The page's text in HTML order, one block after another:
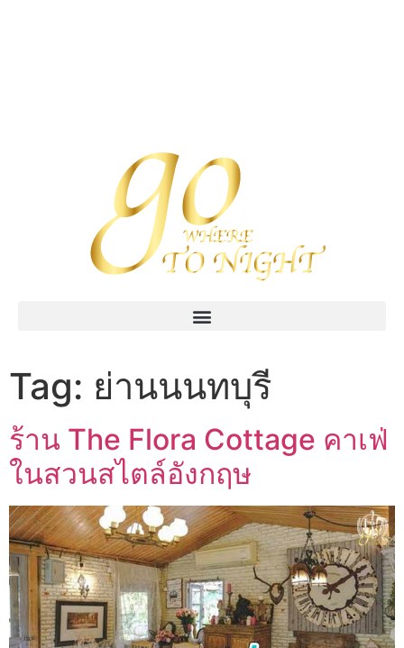
Tag: ย่านนนทบุรี
ร้าน The Flora Cottage คาเฟ่
ในสวนสไตล์อังกฤษ